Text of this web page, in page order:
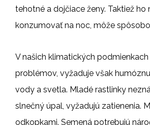
tehotné a dojčiace ženy. Taktiež ho
konzumovať na noc, môže
V našich klimatických
problémov, vyžaduje však
vody a svetla. Mladé rastlinky
slnečný úpal, vyžadujú zatienenia.
odkopkami. Semená potrebujú